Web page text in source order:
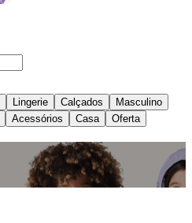
Lingerie Calçados
Masculino
Acessórios Casa Oferta